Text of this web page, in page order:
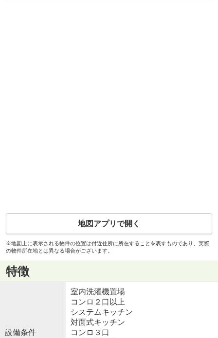
地図アプリで開く
※地図上に表示される物件の位置は付近住所に所在することを表すものであり、実際
の物件所在地とは異なる場合がございます。
特徴
設備条件
室内洗濯機置場
コンロ２口以上
システムキッチン
対面式キッチン
コンロ３口